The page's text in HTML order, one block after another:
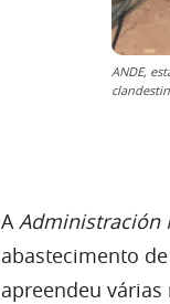
ANDE,
A Administración
abastecimento
apreendeu